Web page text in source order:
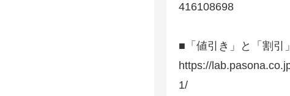
416108698
■「値引き」と「割引
https://
1/